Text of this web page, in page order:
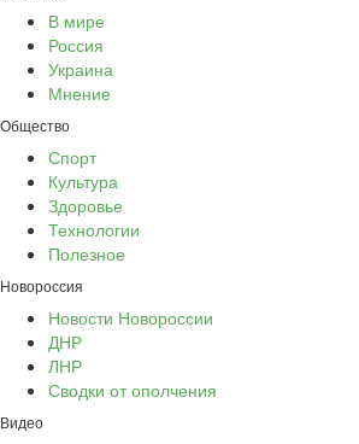
В мире
Россия
Украина
Мнение
Общество
Спорт
Культура
Здоровье
Технологии
Полезное
Новороссия
Новости Новороссии
ДНР
ЛНР
Сводки от ополчения
Видео